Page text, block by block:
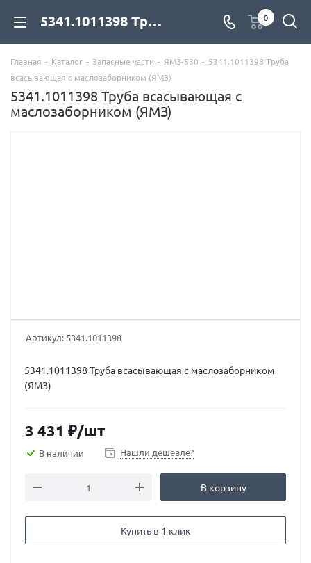
5341.1011398 Труба всасывающая с маслозаборником (ЯМЗ) для дизельных двигателей купить со склада с доставкой по цене официального дилера - компания Дизель Экспорт 0
Главная - Каталог - Запасные части - ЯМЗ-530 - 5341.1011398 Труба
всасывающая с маслозаборником (ЯМЗ)
5341.1011398 Труба всасывающая с
маслозаборником (ЯМЗ)
Артикул: 5341.1011398
5341.1011398 Труба всасывающая с маслозаборником
(ЯМЗ)
3 431 ₽/шт
В наличии Нашли дешевле?
В корзину
Купить в 1 клик